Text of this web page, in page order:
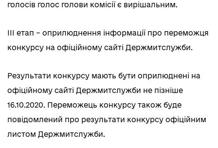
голосів голос голови комісії є вирішальним.
ІІІ етап – оприлюднення інформації про переможця
конкурсу на офіційному сайті Держмитслужби.
Результати конкурсу мають бути оприлюднені на
офіційному сайті Держмитслужби не пізніше
16.10.2020. Переможець конкурсу також буде
повідомлений про результати конкурсу офіційним
листом Держмитслужби.